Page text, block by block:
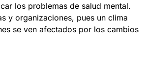
los problemas de salud mental.
y organizaciones, pues un clima
se ven afectados por los cambios